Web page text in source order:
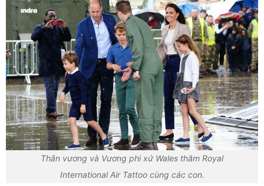
Thân vương và Vương phi xứ Wales thăm Royal
International Air Tattoo cùng các con.